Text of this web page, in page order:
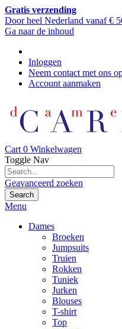
Gratis verzending
Door heel Nederland vanaf €
Ga naar de inhoud
Inloggen
Neem contact met ons
Account aanmaken
Cart 0 Winkelwagen
Toggle Nav
Geavanceerd zoeken
Search
Menu
Dames
Broeken
Jumpsuits
Truien
Rokken
Tuniek
Jurken
Blouses
T-shirt
Top